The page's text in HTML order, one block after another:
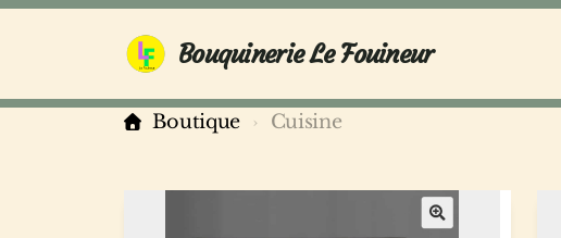
Bouquinerie Le Fouineur
Boutique Cuisine